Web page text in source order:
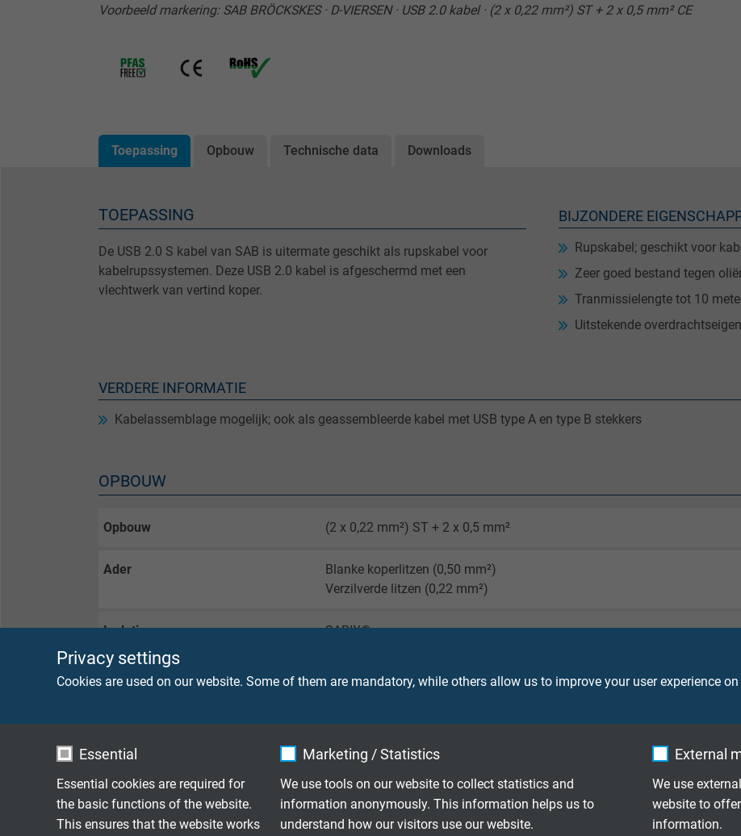
Privacy settings
Cookies are used on our website. Some of them are mandatory, while others allow us to improve your user experience
Essential
Essential cookies are required for
the basic functions of the website.
This ensures that the website works
Marketing / Statistics
We use tools on our website to collect statistics and
information anonymously. This information helps us to
understand how our visitors use our website.
External
We use
website to
information.
Voorbeeld markering: SAB BRÖCKSKES · D-VIERSEN · USB 2.0 kabel · (2 x 0,22 mm²) ST + 2 x 0,5 mm² CE
Toepassing Opbouw Technische data Downloads
TOEPASSING
De USB 2.0 S kabel van SAB is uitermate geschikt als rupskabel voor
kabelrupssystemen. Deze USB 2.0 kabel is afgeschermd met een
vlechtwerk van vertind koper.
BIJZONDERE
Rupskabel; geschikt voor
Zeer goed bestand tegen
Tranmissielengte tot 10
Uitstekende
VERDERE INFORMATIE
Kabelassemblage mogelijk; ook als geassembleerde kabel met USB type A en type B stekkers
OPBOUW
Opbouw (2 x 0,22 mm²) ST + 2 x 0,5 mm²
Ader
Blanke koperlitzen (0,50 mm²)
Verzilverde litzen (0,22 mm²)
Isolatie SABIX®
Kleurcodering Zwart, rood (0,50 mm²), wit, groen (0,22 mm²)
Omwikkeling Non-woven tape
Afscherming Vlechtwerk van vertind koper